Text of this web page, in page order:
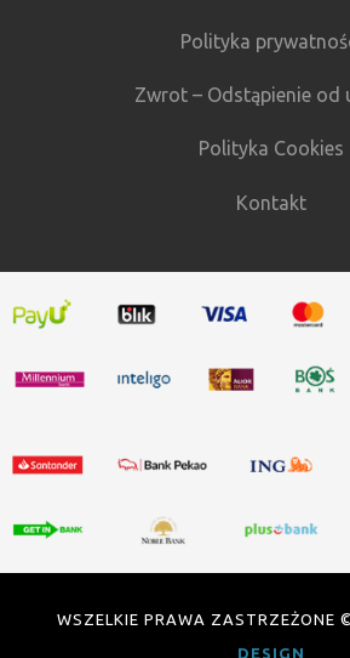
Polityka
Zwrot – Odstąpienie od
Polityka Cookies
Kontakt
WSZELKIE PRAWA ZASTRZEŻONE
DESIGN